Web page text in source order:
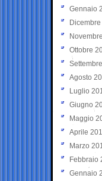
Gennaio
Ottobre
Agosto
Luglio
Giugno
Maggio
Aprile
Marzo
Febbraio
Gennaio